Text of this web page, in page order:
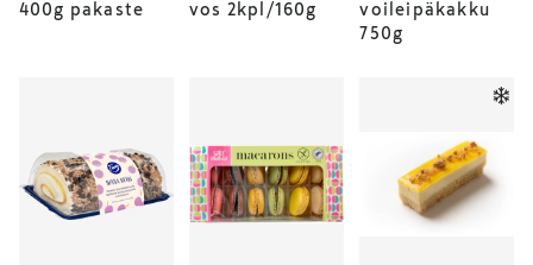
400g pakaste
vos 2kpl/160g
voileipäkakku
750g